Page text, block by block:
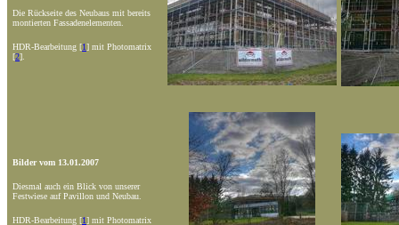
Die Rückseite des Neubaus mit bereits
montierten Fassadenelementen.
HDR-Bearbeitung [1] mit Photomatrix
[2].
Bilder vom 13.01.2007
Diesmal auch ein Blick von unserer
Festwiese auf Pavillon und Neubau.
HDR-Bearbeitung [1] mit Photomatrix